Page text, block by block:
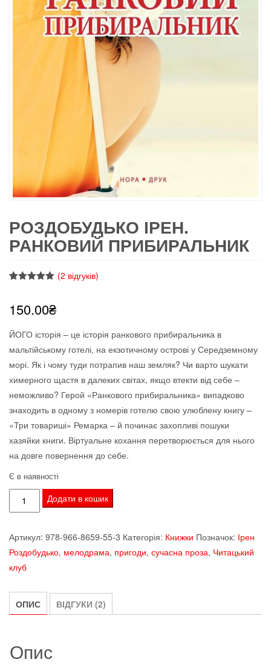
РОЗДОБУДЬКО ІРЕН.
РАНКОВИЙ ПРИБИРАЛЬНИК
основі
опитування
(2 відгуків)
150.00₴
ЙОГО історія – це історія ранкового прибиральника в
мальтійському готелі, на екзотичному острові у Середземному
морі. Як і чому туди потрапив наш земляк? Чи варто шукати
химерного щастя в далеких світах, якщо втекти від себе –
неможливо? Герой «Ранкового прибиральника» випадково
знаходить в одному з номерів готелю свою улюблену книгу –
«Три товариші» Ремарка – й починає захопливі пошуки
хазяйки книги. Віртуальне кохання перетворюється для нього
на довге повернення до себе.
Є в наявності
Роздобудько
Ірен.
прибиральник
кількість
Додати в кошик
Артикул: 978-966-8659-55-3 Категорія: Книжки Позначок: Ірен
Роздобудько, мелодрама, пригоди, сучасна проза, Читацький
клуб
ОПИС ВІДГУКИ (2)
Опис